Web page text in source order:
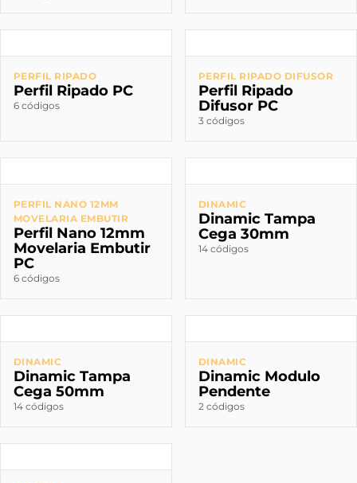
PERFIL RIPADO
Perfil Ripado PC
6 códigos
PERFIL RIPADO DIFUSOR
Perfil Ripado
Difusor PC
3 códigos
PERFIL NANO 12MM
MOVELARIA EMBUTIR
Perfil Nano 12mm
Movelaria Embutir
PC
6 códigos
DINAMIC
Dinamic Tampa
Cega 30mm
14 códigos
DINAMIC
Dinamic Tampa
Cega 50mm
14 códigos
DINAMIC
Dinamic Modulo
Pendente
2 códigos